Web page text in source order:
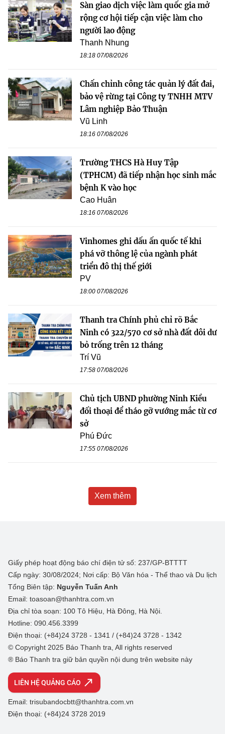
Sàn giao dịch việc làm quốc gia mở
rộng cơ hội tiếp cận việc làm cho
người lao động
Thanh Nhung
18:18 07/08/2026
Chấn chỉnh công tác quản lý đất đai,
bảo vệ rừng tại Công ty TNHH MTV
Lâm nghiệp Bảo Thuận
Vũ Linh
18:16 07/08/2026
Trường THCS Hà Huy Tập
(TPHCM) đã tiếp nhận học sinh mắc
bệnh K vào học
Cao Huân
18:16 07/08/2026
Vinhomes ghi dấu ấn quốc tế khi
phá vỡ thông lệ của ngành phát
triển đô thị thế giới
PV
18:00 07/08/2026
Thanh tra Chính phủ chỉ rõ Bắc
Ninh có 322/570 cơ sở nhà đất dôi dư
bỏ trống trên 12 tháng
Trí Vũ
17:58 07/08/2026
Chủ tịch UBND phường Ninh Kiều
đối thoại để tháo gỡ vướng mắc từ cơ
sở
Phú Đức
17:55 07/08/2026
Xem thêm
Giấy phép hoạt động báo chí điện tử số: 237/GP-BTTTT
Cấp ngày: 30/08/2024; Nơi cấp: Bộ Văn hóa - Thể thao và Du lịch
Tổng Biên tập: Nguyễn Tuấn Anh
Email: toasoan@thanhtra.com.vn
Địa chỉ tòa soạn: 100 Tô Hiệu, Hà Đông, Hà Nội.
Hotline: 090.456.3399
Điện thoại: (+84)24 3728 - 1341 / (+84)24 3728 - 1342
© Copyright 2025 Báo Thanh tra, All rights reserved
® Báo Thanh tra giữ bản quyền nội dung trên website này
LIÊN HỆ QUẢNG CÁO
Email: trisubandocbtt@thanhtra.com.vn
Điện thoại: (+84)24 3728 2019